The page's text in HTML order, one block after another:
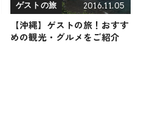
ゲストの旅 2016.11.05
【沖縄】ゲストの旅！おすす
めの観光・グルメをご紹介